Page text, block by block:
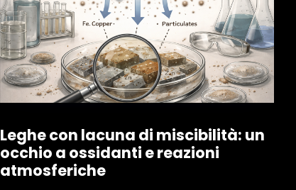
Leghe con lacuna di miscibilità: un
occhio a ossidanti e reazioni
atmosferiche